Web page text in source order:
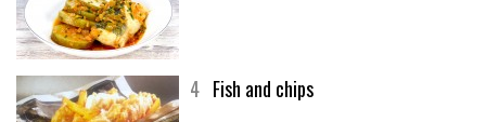
4 Fish and chips